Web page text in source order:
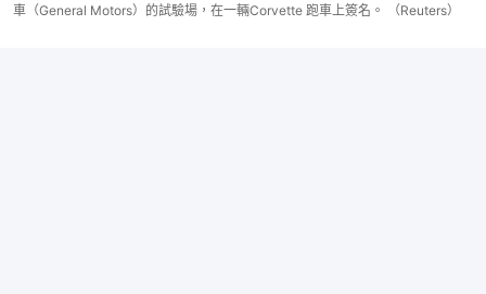
車（General Motors）的試驗場，在一輛Corvette 跑車上簽名。 （Reuters）